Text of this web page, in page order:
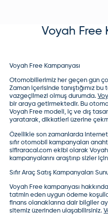
Voyah Free
Voyah Free Kampanyası
Otomobillerimiz her geçen gün
Zaman içerisinde tanıştığımız
vazgeçilmezi olmuş durumda.
bir araya getirmektedir. Bu
Voyah Free modeli, iç ve dış
yaratarak, dikkatleri üzerine
Özellikle son zamanlarda internet
sıfırotomobil kampanyaları
sifiraracal.com ekibi olarak
kampanyalarını araştırıp sizler
Sıfır Araç Satış Kampanyaları
Voyah Free kampanyası
tatmin eden uygun ödeme
finans olanaklarına dair bilgiler
sitemiz üzerinden ulaşabilirsiniz.